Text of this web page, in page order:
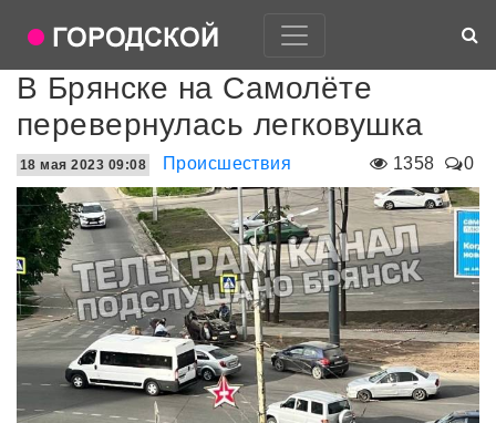
В Брянске на Самолёте
перевернулась легковушка
1358 0
18 мая 2023 09:08 Происшествия